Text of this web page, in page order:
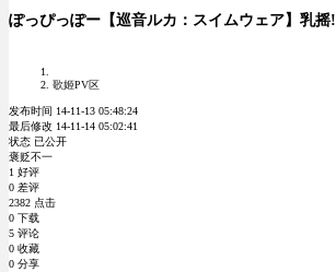
ぽっぴっぽー【巡音ルカ：スイムウェア】乳摇!
歌姬PV区
发布时间 14-11-13 05:48:24
最后修改 14-11-14 05:02:41
状态 已公开
褒贬不一
1 好评
0 差评
2382 点击
0 下载
5 评论
0 收藏
0 分享